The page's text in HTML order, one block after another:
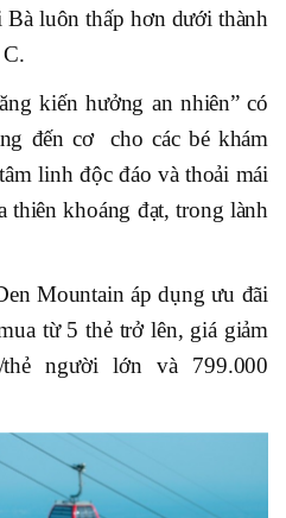
luôn thấp hơn dưới thành
kiến hưởng an nhiên” có
đến cơ cho các bé khám
linh độc đáo và thoải mái
thiên khoáng đạt, trong lành
Mountain áp dụng ưu đãi
từ 5 thẻ trở lên, giá giảm
người lớn và 799.000